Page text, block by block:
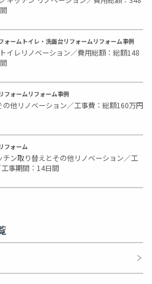
ォーム トイレ・洗面台リフォーム リフォーム事例
イレリノベーション／費用総額：総額148
フォーム リフォーム事例
他リノベーション／工事費：総額160万円
フォーム
ン取り替えとその他リノベーション／工
事期間：14日間